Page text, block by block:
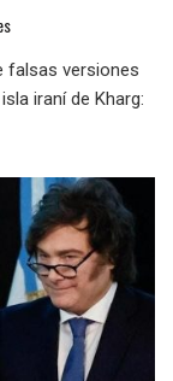
falsas versiones
iraní de Kharg: